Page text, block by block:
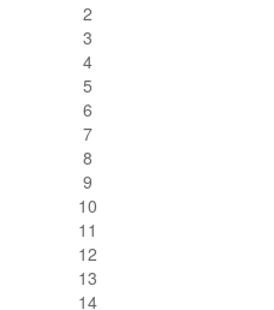
2
3
4
5
6
7
8
9
10
11
12
13
14